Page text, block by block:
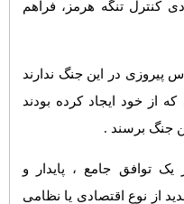
کنترل تنگه هرمز، فراهم
پیروزی در این جنگ ندارند
از خود ایجاد کرده بودند
جنگ برسند .
توافق جامع ، پایدار و
از نوع اقتصادی یا نظامی